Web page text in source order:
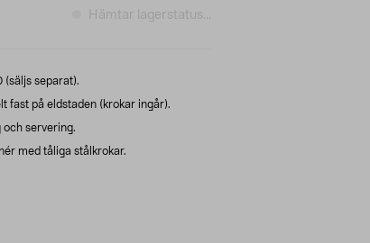
Hämtar lagerstatus...
(säljs separat).
fast på eldstaden (krokar ingår).
och servering.
med tåliga stålkrokar.